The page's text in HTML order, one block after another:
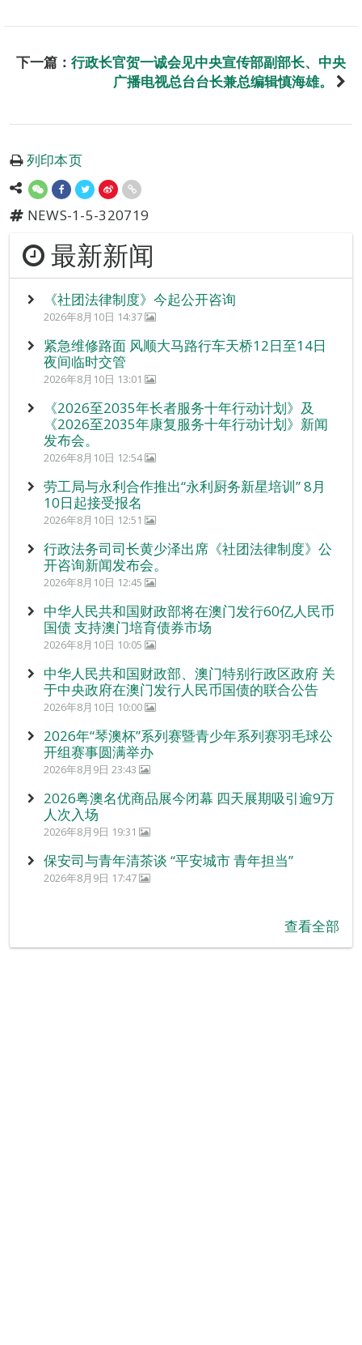
下一篇： 行政长官贺一诚会见中央宣传部副部长、中央
广播电视总台台长兼总编辑慎海雄。
列印本页
NEWS-1-5-320719
最新新闻
《社团法律制度》今起公开咨询
2026年8月10日 14:37
紧急维修路面 风顺大马路行车天桥12日至14日
夜间临时交管
2026年8月10日 13:01
《2026至2035年长者服务十年行动计划》及
《2026至2035年康复服务十年行动计划》新闻
发布会。
2026年8月10日 12:54
劳工局与永利合作推出“永利厨务新星培训” 8月
10日起接受报名
2026年8月10日 12:51
行政法务司司长黄少泽出席《社团法律制度》公
开咨询新闻发布会。
2026年8月10日 12:45
中华人民共和国财政部将在澳门发行60亿人民币
国债 支持澳门培育债券市场
2026年8月10日 10:05
中华人民共和国财政部、澳门特别行政区政府 关
于中央政府在澳门发行人民币国债的联合公告
2026年8月10日 10:00
2026年“琴澳杯”系列赛暨青少年系列赛羽毛球公
开组赛事圆满举办
2026年8月9日 23:43
2026粤澳名优商品展今闭幕 四天展期吸引逾9万
人次入场
2026年8月9日 19:31
保安司与青年清茶谈 “平安城市 青年担当”
2026年8月9日 17:47
查看全部